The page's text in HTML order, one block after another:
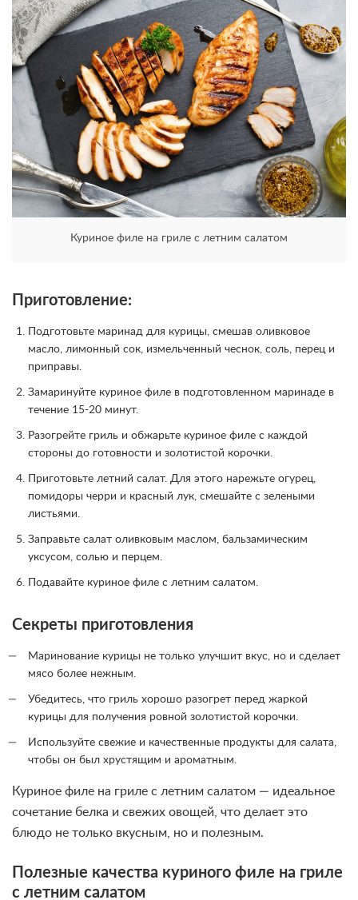
Куриное филе на гриле с летним салатом
Приготовление:
Подготовьте маринад для курицы, смешав оливковое
масло, лимонный сок, измельченный чеснок, соль, перец и
приправы.
Замаринуйте куриное филе в подготовленном маринаде в
течение 15-20 минут.
Разогрейте гриль и обжарьте куриное филе с каждой
стороны до готовности и золотистой корочки.
Приготовьте летний салат. Для этого нарежьте огурец,
помидоры черри и красный лук, смешайте с зелеными
листьями.
Заправьте салат оливковым маслом, бальзамическим
уксусом, солью и перцем.
Подавайте куриное филе с летним салатом.
Секреты приготовления
Маринование курицы не только улучшит вкус, но и сделает
мясо более нежным.
Убедитесь, что гриль хорошо разогрет перед жаркой
курицы для получения ровной золотистой корочки.
Используйте свежие и качественные продукты для салата,
чтобы он был хрустящим и ароматным.
Куриное филе на гриле с летним салатом — идеальное
сочетание белка и свежих овощей, что делает это
блюдо не только вкусным, но и полезным.
Полезные качества куриного филе на гриле
с летним салатом